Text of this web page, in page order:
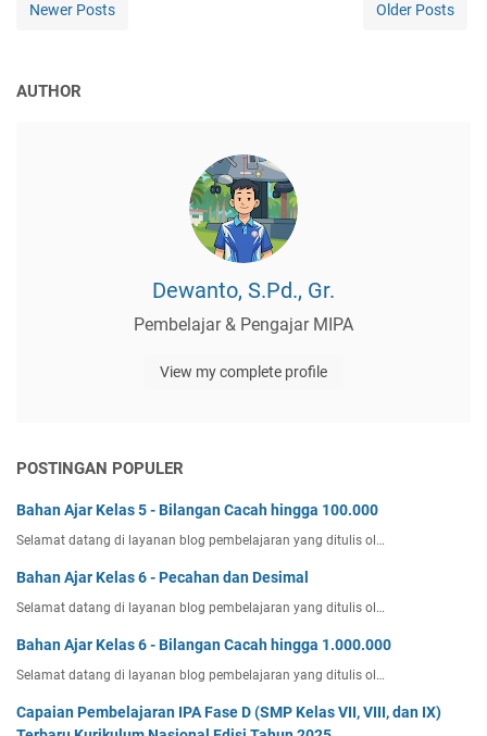
Newer Posts Older Posts
AUTHOR
Dewanto, S.Pd., Gr.
Pembelajar & Pengajar MIPA
View my complete profile
POSTINGAN POPULER
Bahan Ajar Kelas 5 - Bilangan Cacah hingga 100.000
Selamat datang di layanan blog pembelajaran yang ditulis ol…
Bahan Ajar Kelas 6 - Pecahan dan Desimal
Selamat datang di layanan blog pembelajaran yang ditulis ol…
Bahan Ajar Kelas 6 - Bilangan Cacah hingga 1.000.000
Selamat datang di layanan blog pembelajaran yang ditulis ol…
Capaian Pembelajaran IPA Fase D (SMP Kelas VII, VIII, dan IX)